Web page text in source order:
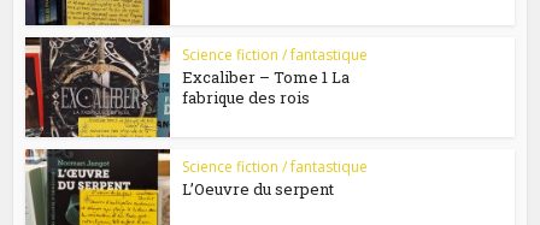
Science fiction / fantastique
Excaliber – Tome 1 La
fabrique des rois
Science fiction / fantastique
L’Oeuvre du serpent